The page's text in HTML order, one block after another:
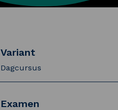
Variant
Dagcursus
Examen